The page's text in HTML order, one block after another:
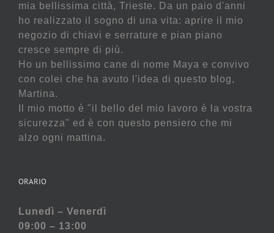
mia bellissima città, Trieste. Da un paio d'anni
ho realizzato il sogno di una vita: aprire il mio
negozio di chiavi e serrature e pian piano
cresce sempre di più.
Ho un bellissimo cane di nome Maya e convivo
con colei che ha avuto l'idea di questo blog,
Martina.
Il mio motto è "il bello del mio lavoro è la vostra
sicurezza" ed è con questo pensiero che mi
alzo ogni mattina.
ORARIO
Lunedì – Venerdì
09:00 – 13:00